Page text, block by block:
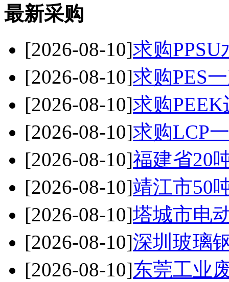
最新采购
[2026-08-10]求购PPSU
[2026-08-10]求购PES
[2026-08-10]求购
[2026-08-10]求购LCP
[2026-08-10]福建省20
[2026-08-10]靖江市50
[2026-08-10]塔城市电
[2026-08-10]深圳玻璃
[2026-08-10]东莞工业